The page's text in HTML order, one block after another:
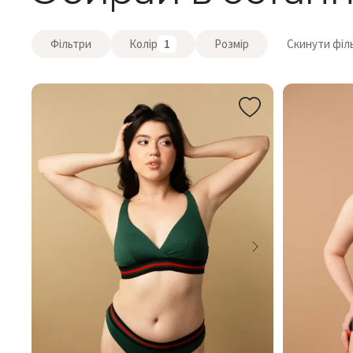
Фільтри Колір 1 Розмір Скинути